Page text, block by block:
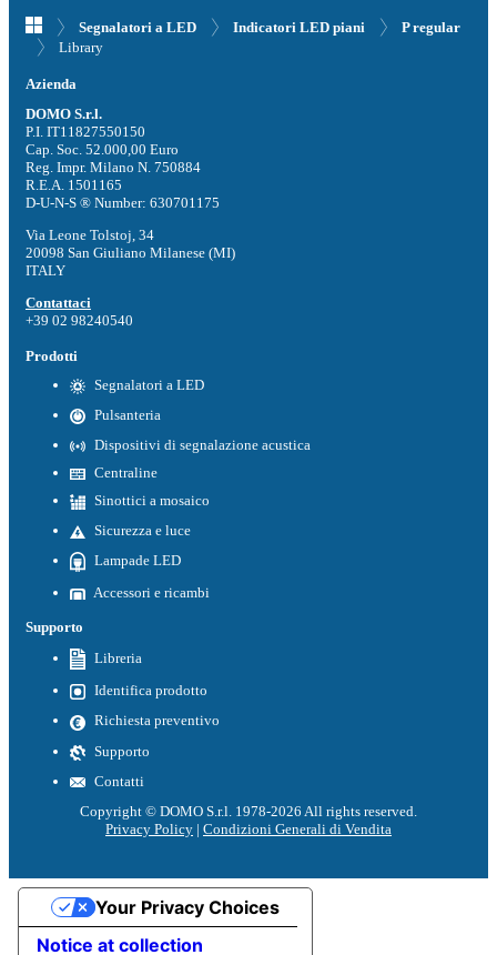
Segnalatori a LED Indicatori LED piani
P regular
Library
Azienda
DOMO S.r.l.
P.I. IT11827550150
Cap. Soc. 52.000,00 Euro
Reg. Impr. Milano N. 750884
R.E.A. 1501165
D-U-N-S ® Number: 630701175
Via Leone Tolstoj, 34
20098 San Giuliano Milanese (MI)
ITALY
Contattaci
+39 02 98240540
Prodotti
Segnalatori a LED
Pulsanteria
Dispositivi di segnalazione acustica
Centraline
Sinottici a mosaico
Sicurezza e luce
Lampade LED
Accessori e ricambi
Supporto
Libreria
Identifica prodotto
Richiesta preventivo
Supporto
Contatti
Copyright © DOMO S.r.l. 1978-2026 All rights reserved.
Privacy Policy | Condizioni Generali di Vendita
Notice at collection
Your Privacy Choices